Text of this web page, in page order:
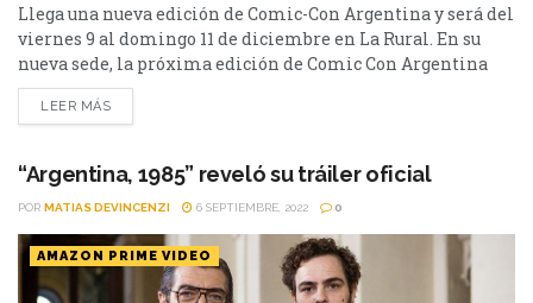
Llega una nueva edición de Comic-Con Argentina y será del
viernes 9 al domingo 11 de diciembre en La Rural. En su
nueva sede, la próxima edición de Comic Con Argentina
tiene gran variedad de presentaciones, stands, shows,
charlas, talleres, celebridades de cine, exhibiciones, video
para los más chicos, una increíble variedad gastronómica y
mucho más....
LEER MÁS
“Argentina, 1985” reveló su tráiler oficial
POR MATIAS DEVINCENZI 6 SEPTIEMBRE, 2022 0
AMAZON PRIME VIDEO